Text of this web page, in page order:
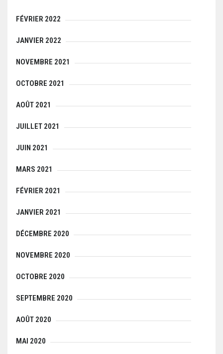
FÉVRIER 2022
JANVIER 2022
NOVEMBRE 2021
OCTOBRE 2021
AOÛT 2021
JUILLET 2021
JUIN 2021
MARS 2021
FÉVRIER 2021
JANVIER 2021
DÉCEMBRE 2020
NOVEMBRE 2020
OCTOBRE 2020
SEPTEMBRE 2020
AOÛT 2020
MAI 2020